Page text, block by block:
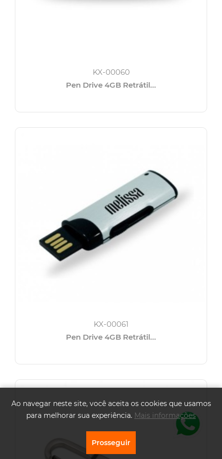
KX-00060
Pen Drive 4GB Retrátil...
KX-00061
Pen Drive 4GB Retrátil...
Ao navegar neste site, você aceita os cookies que usamos
para melhorar sua experiência. Mais informações
Prosseguir